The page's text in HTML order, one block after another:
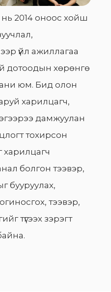
2014 оноос хойш
үйл ажиллагаа
дотоодын хөрөнгө
юм. Бид олон
харилцагч,
дамжуулан
тохирсон
болгон тээвэр,
бууруулах,
тээвэр,
түгээх зэрэгт